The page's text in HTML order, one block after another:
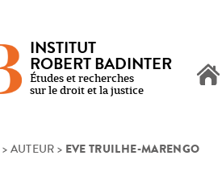
INSTITUT
ROBERT BADINTER
Études et recherches
sur le droit et la justice
> AUTEUR > EVE TRUILHE-MARENGO